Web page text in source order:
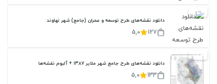
20%
دانلود نقشه‌های طرح توسعه و عمران (جامع) شهر نهاوند
127
5,0
20%
دانلود نقشه‌های طرح جامع شهر ملایر ۱۳۸۷ + آلبوم نقشه‌ها
133
5,0